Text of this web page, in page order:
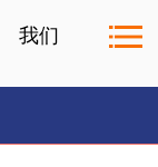
我们